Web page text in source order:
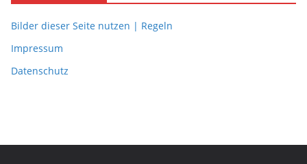
Bilder dieser Seite nutzen | Regeln
Impressum
Datenschutz